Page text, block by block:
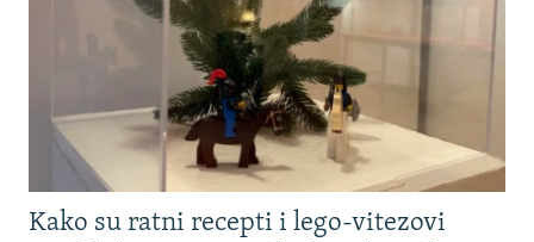
Kako su ratni recepti i lego-vitezovi